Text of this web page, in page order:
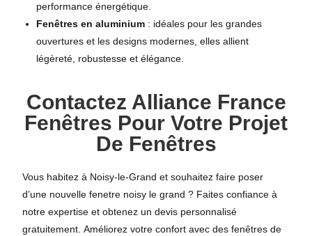
performance énergétique.
Fenêtres en aluminium : idéales pour les grandes
ouvertures et les designs modernes, elles allient
légèreté, robustesse et élégance.
Contactez Alliance France
Fenêtres Pour Votre Projet
De Fenêtres
Vous habitez à Noisy-le-Grand et souhaitez faire poser
d’une nouvelle fenetre noisy le grand ? Faites confiance à
notre expertise et obtenez un devis personnalisé
gratuitement. Améliorez votre confort avec des fenêtres de